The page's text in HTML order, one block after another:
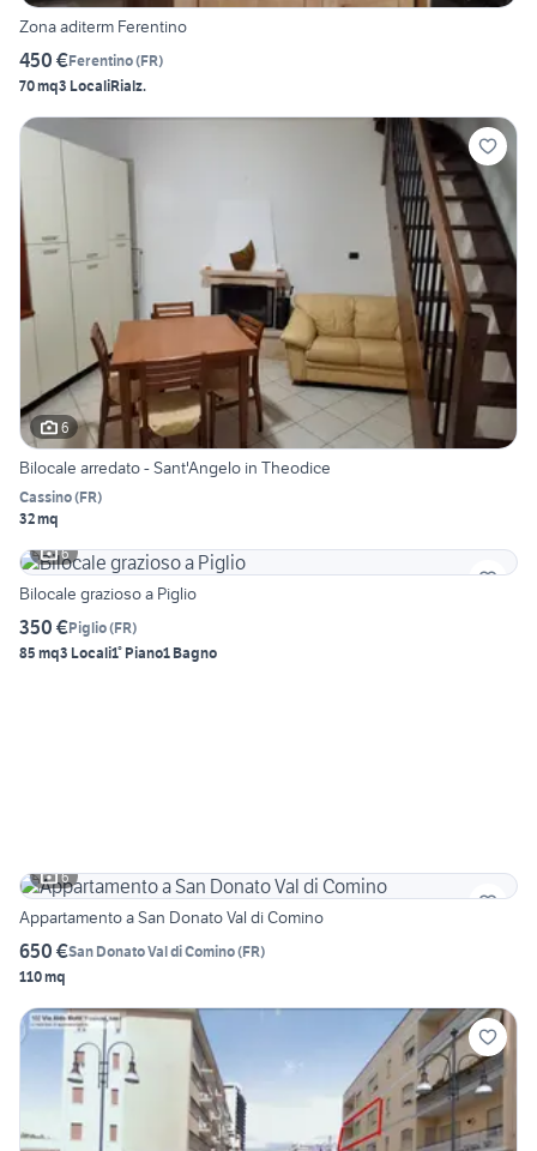
Zona aditerm Ferentino
450 €Ferentino(FR)
70 mq3 LocaliRialz.
6
Bilocale arredato - Sant'Angelo in Theodice
Cassino(FR)
32 mq
6
Bilocale grazioso a Piglio
350 €Piglio(FR)
85 mq3 Locali1° Piano1 Bagno
6
Appartamento a San Donato Val di Comino
650 €San Donato Val di Comino(FR)
110 mq